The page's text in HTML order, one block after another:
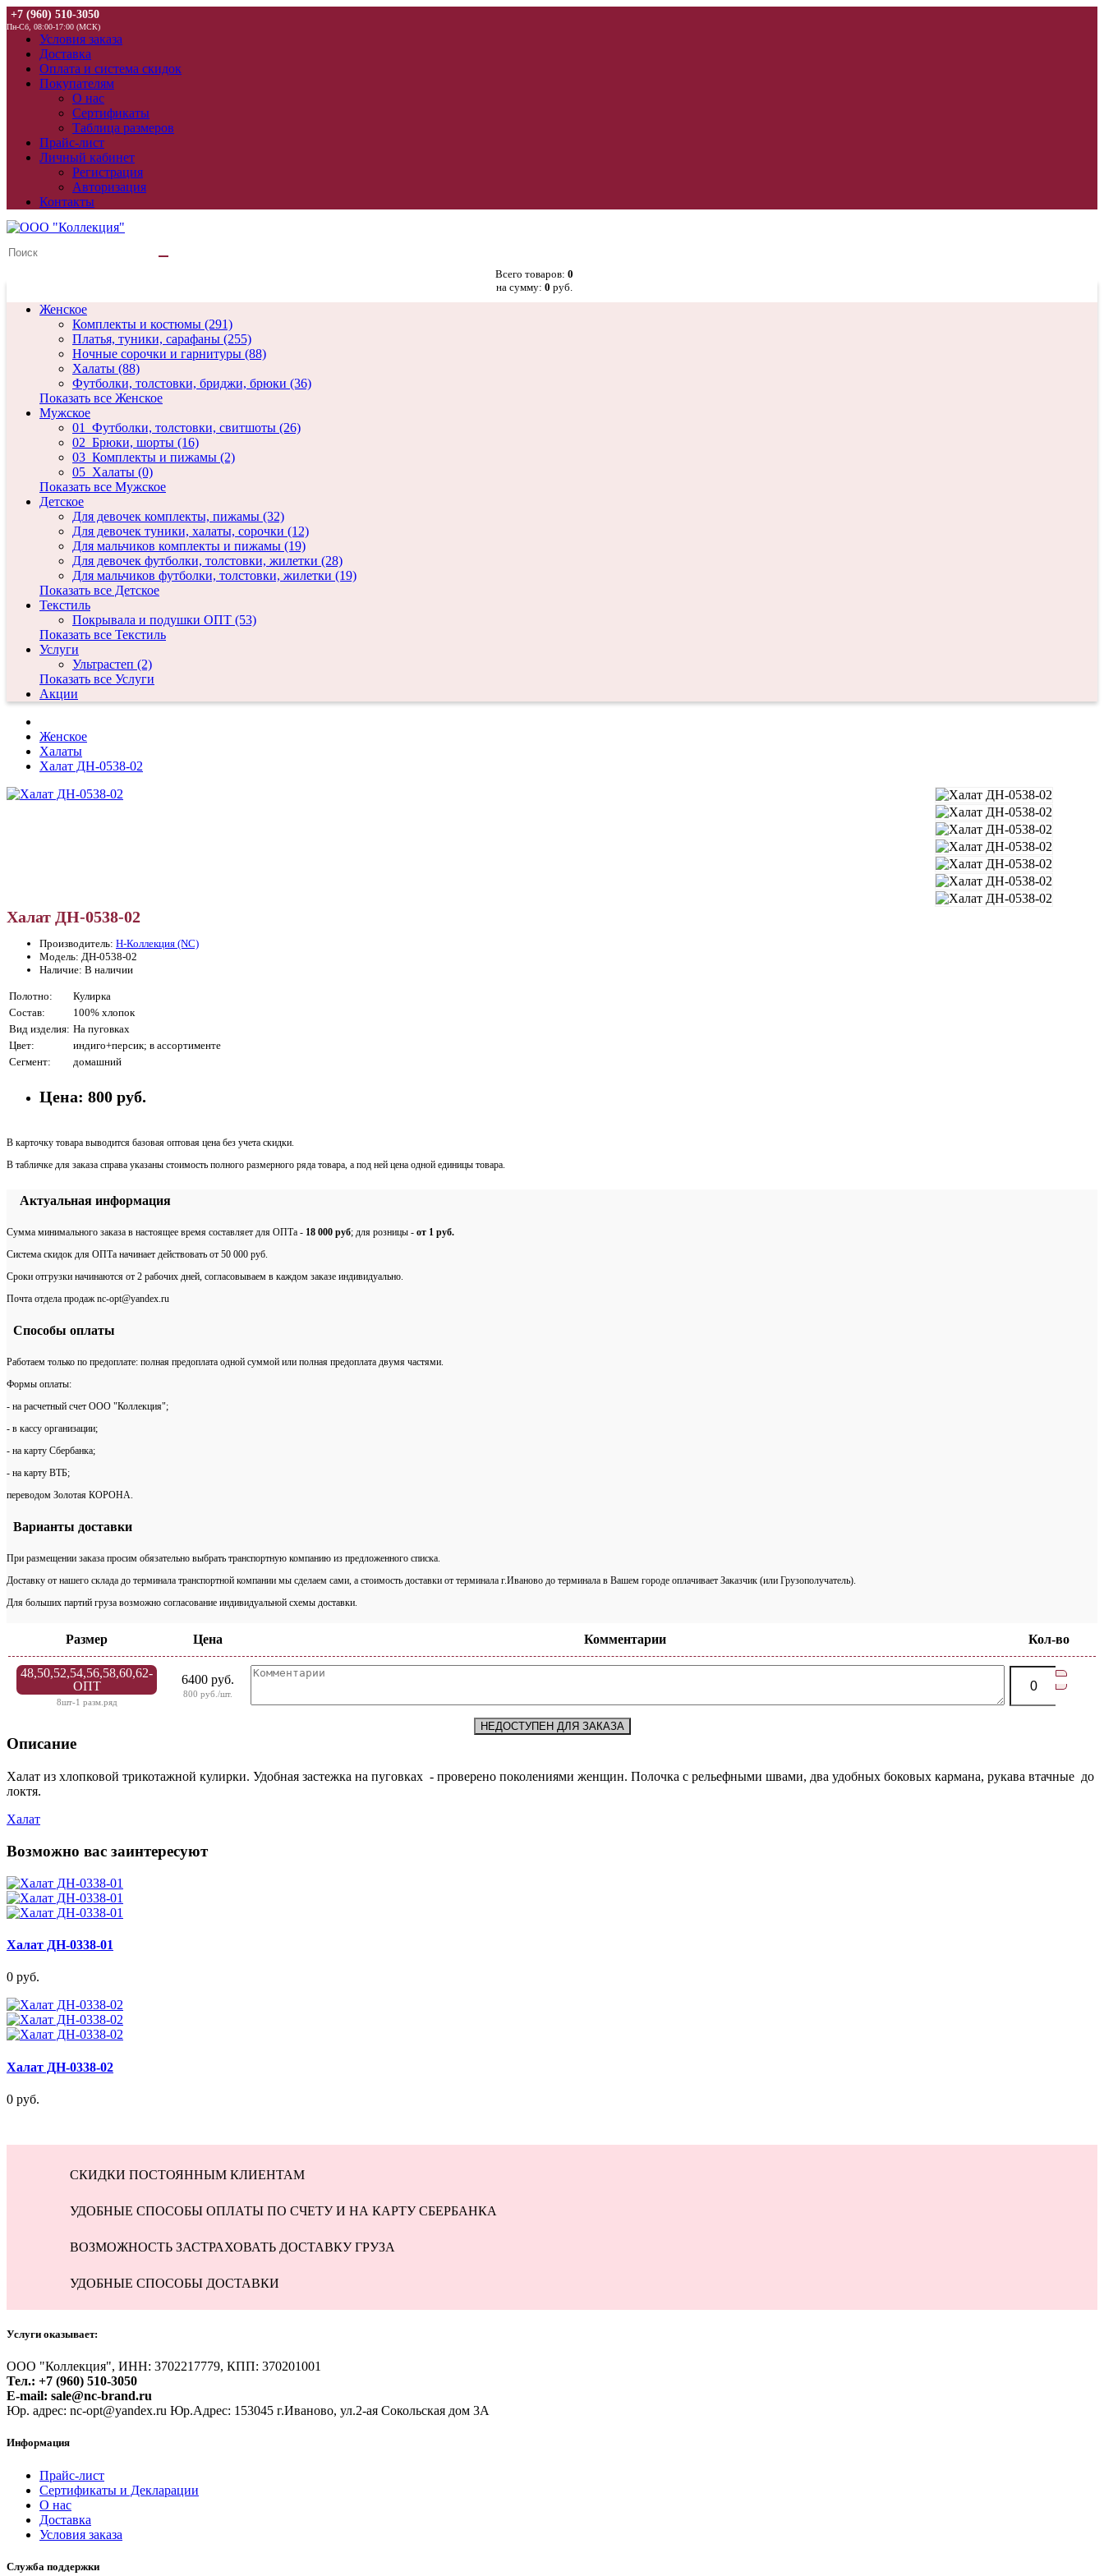
+7 (960) 510-3050
Пн-Сб, 08:00-17:00 (МСК)
Условия заказа
Доставка
Оплата и система скидок
Покупателям
О нас
Сертификаты
Таблица размеров
Прайс-лист
Личный кабинет
Регистрация
Авторизация
Контакты
Всего товаров: 0
на сумму: 0 руб.
Женское
Комплекты и костюмы (291)
Платья, туники, сарафаны (255)
Ночные сорочки и гарнитуры (88)
Халаты (88)
Футболки, толстовки, бриджи, брюки (36)
Показать все Женское
Мужское
01_Футболки, толстовки, свитшоты (26)
02_Брюки, шорты (16)
03_Комплекты и пижамы (2)
05_Халаты (0)
Показать все Мужское
Детское
Для девочек комплекты, пижамы (32)
Для девочек туники, халаты, сорочки (12)
Для мальчиков комплекты и пижамы (19)
Для девочек футболки, толстовки, жилетки (28)
Для мальчиков футболки, толстовки, жилетки (19)
Показать все Детское
Текстиль
Покрывала и подушки ОПТ (53)
Показать все Текстиль
Услуги
Ультрастеп (2)
Показать все Услуги
Акции
Женское
Халаты
Халат ДН-0538-02
Халат ДН-0538-02
Производитель: Н-Коллекция (NC)
Модель: ДН-0538-02
Наличие: В наличии
Полотно:
Кулирка
Состав:
100% хлопок
Вид изделия: На пуговках
Цвет:
индиго+персик; в ассортименте
Сегмент:
домашний
Цена: 800 руб.
В карточку товара выводится базовая оптовая цена без учета скидки.
В табличке для заказа справа указаны стоимость полного размерного ряда товара, а под ней цена одной единицы товара.
Актуальная информация
Сумма минимального заказа в настоящее время составляет для ОПТа - 18 000 руб; для розницы - от 1 руб.
Система скидок для ОПТа начинает действовать от 50 000 руб.
Сроки отгрузки начинаются от 2 рабочих дней, согласовываем в каждом заказе индивидуально.
Почта отдела продаж nc-opt@yandex.ru
Способы оплаты
Работаем только по предоплате: полная предоплата одной суммой или полная предоплата двумя частями.
Формы оплаты:
- на расчетный счет ООО "Коллекция";
- в кассу организации;
- на карту Сбербанка;
- на карту ВТБ;
переводом Золотая КОРОНА.
Варианты доставки
При размещении заказа просим обязательно выбрать транспортную компанию из предложенного списка.
Доставку от нашего склада до терминала транспортной компании мы сделаем сами, а стоимость доставки от терминала г.Иваново до терминала в Вашем городе оплачивает Заказчик (или Грузополучатель).
Для больших партий груза возможно согласование индивидуальной схемы доставки.
Размер Цена Комментарии Кол-во
48,50,52,54,56,58,60,62-
ОПТ
8шт-1 разм.ряд
6400 руб.
800 руб./шт.
НЕДОСТУПЕН ДЛЯ ЗАКАЗА
Описание
Халат из хлопковой трикотажной кулирки. Удобная застежка на пуговках - проверено поколениями женщин. Полочка с рельефными швами, два удобных боковых кармана, рукава втачные до
локтя.
Халат
Возможно вас заинтересуют
Халат ДН-0338-01
0 руб.
Халат ДН-0338-02
0 руб.
СКИДКИ ПОСТОЯННЫМ КЛИЕНТАМ
УДОБНЫЕ СПОСОБЫ ОПЛАТЫ ПО СЧЕТУ И НА КАРТУ СБЕРБАНКА
ВОЗМОЖНОСТЬ ЗАСТРАХОВАТЬ ДОСТАВКУ ГРУЗА
УДОБНЫЕ СПОСОБЫ ДОСТАВКИ
Услуги оказывает:
ООО "Коллекция", ИНН: 3702217779, КПП: 370201001
Тел.: +7 (960) 510-3050
E-mail: sale@nc-brand.ru
Юр. адрес: nc-opt@yandex.ru Юр.Адрес: 153045 г.Иваново, ул.2-ая Сокольская дом 3А
Информация
Прайс-лист
Сертификаты и Декларации
О нас
Доставка
Условия заказа
Служба поддержки